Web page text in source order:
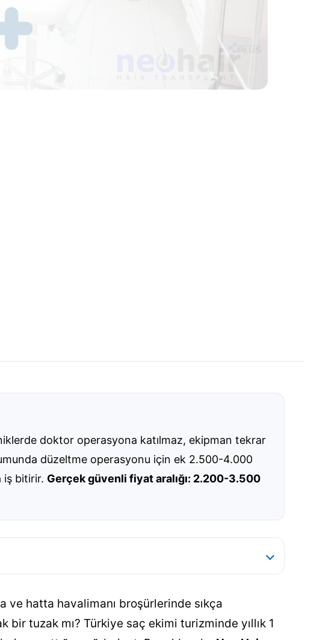
doktor operasyona katılmaz, ekipman tekrar
düzeltme operasyonu için ek 2.500-4.000
iş bitirir. Gerçek güvenli fiyat aralığı: 2.200-3.500
ve hatta havalimanı broşürlerinde sıkça
tuzak mı? Türkiye saç ekimi turizminde yıllık 1